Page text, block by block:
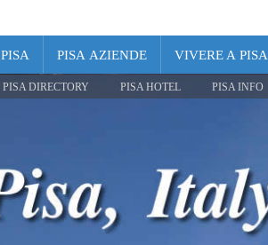
PISA PISA AZIENDE VIVERE A PISA
PISA DIRECTORY PISA HOTEL PISA INFO